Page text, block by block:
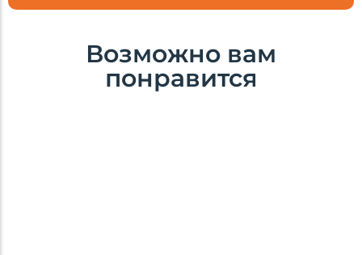
Возможно вам
понравится